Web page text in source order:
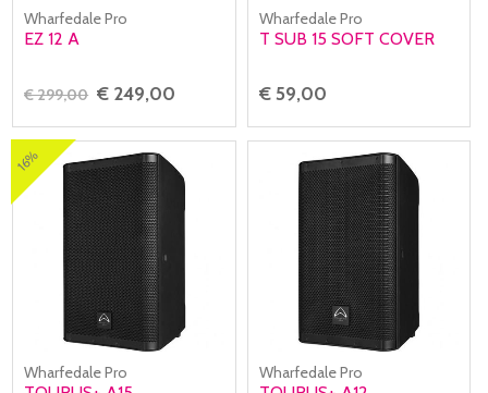
Wharfedale Pro
EZ 12 A
€ 299,00 € 249,00
Wharfedale Pro
T SUB 15 SOFT COVER
€ 59,00
16%
Wharfedale Pro Wharfedale Pro